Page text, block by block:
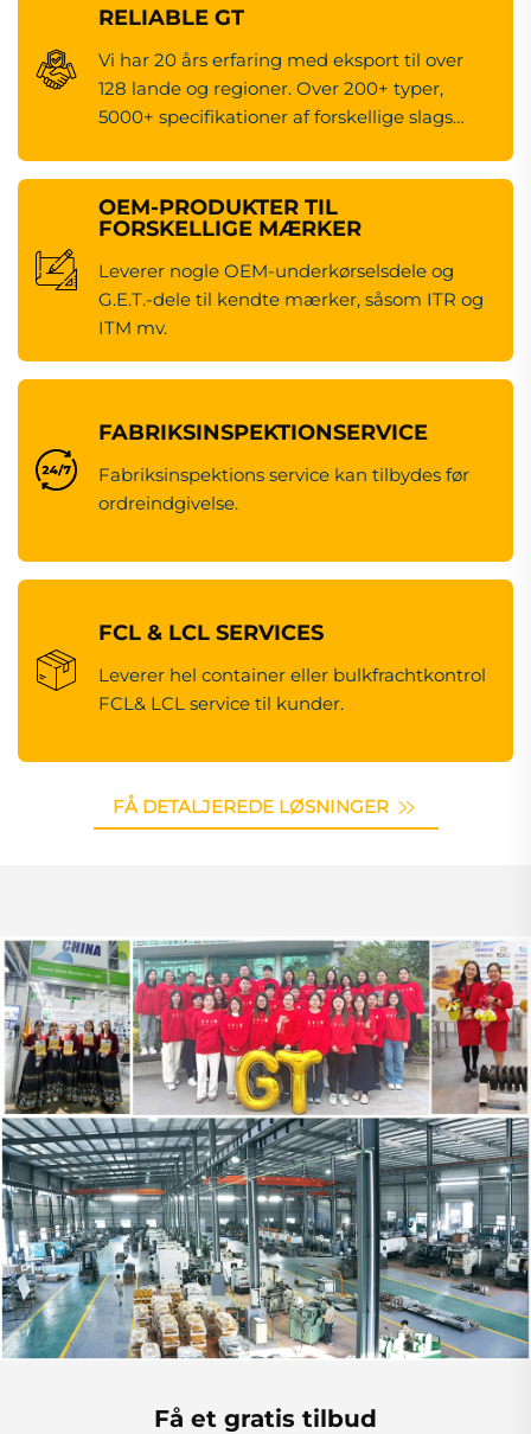
RELIABLE GT
Vi har 20 års erfaring med eksport til over
128 lande og regioner. Over 200+ typer,
5000+ specifikationer af forskellige slags
OEM-PRODUKTER TIL
FORSKELLIGE MÆRKER
Leverer nogle OEM-underkørselsdele og
G.E.T.-dele til kendte mærker, såsom ITR og
ITM mv.
FABRIKSINSPEKTIONSERVICE
Fabriksinspektions service kan tilbydes før
ordreindgivelse.
FCL & LCL SERVICES
Leverer hel container eller bulkfrachtkontrol
FCL& LCL service til kunder.
FÅ DETALJEREDE LØSNINGER
Få et gratis tilbud